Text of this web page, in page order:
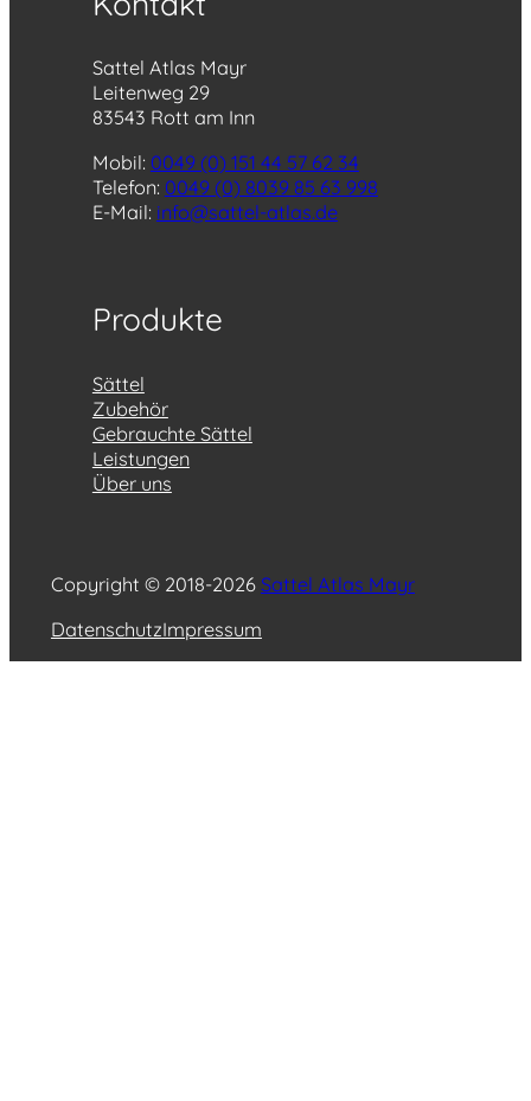
Sattel Atlas Mayr
Leitenweg 29
83543 Rott am Inn
Mobil: 0049 (0) 151 44 57 62 34
Telefon: 0049 (0) 8039 85 63 998
E-Mail: info@sattel-atlas.de
Produkte
Sättel
Zubehör
Gebrauchte Sättel
Leistungen
Über uns
Copyright © 2018-2026 Sattel Atlas Mayr
DatenschutzImpressum